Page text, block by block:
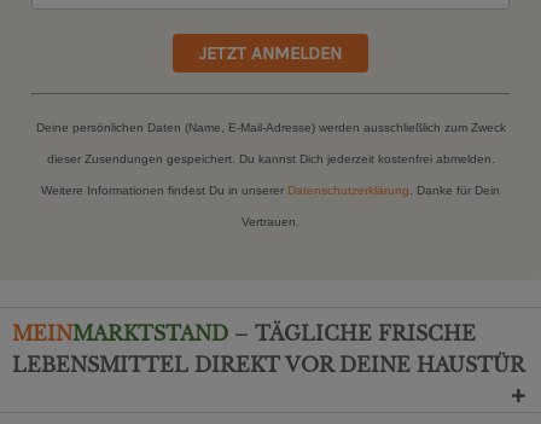
JETZT ANMELDEN
Deine persönlichen Daten (Name, E-Mail-Adresse) werden ausschließlich zum Zweck
dieser Zusendungen gespeichert. Du kannst Dich jederzeit kostenfrei abmelden.
Weitere Informationen findest Du in unserer Datenschutzerklärung . Danke für Dein
Vertrauen.
MEINMARKTSTAND – TÄGLICHE FRISCHE
LEBENSMITTEL DIREKT VOR DEINE HAUSTÜR